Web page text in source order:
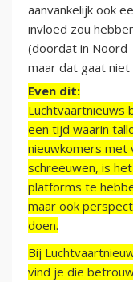
aanvankelijk ook
invloed zou
(doordat in
maar dat gaat
Even dit:
Luchtvaartnieuws
een tijd waarin
nieuwkomers met
schreeuwen, is
platforms te
maar ook
doen.
Bij
vind je die